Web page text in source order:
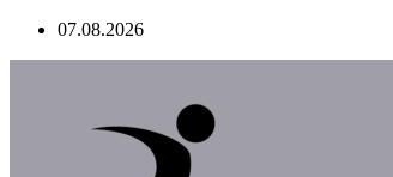
Перейти07.08.2026